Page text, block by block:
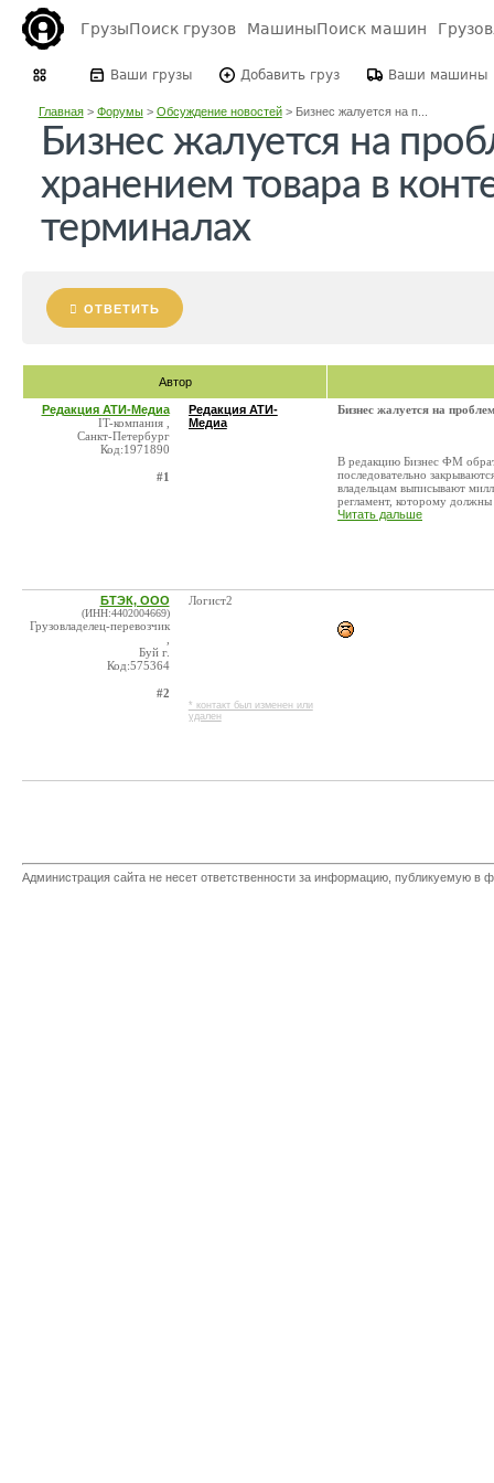
ГрузыПоиск грузов МашиныПоиск машин
Ваши грузы Добавить груз Ваши машины
Главная> Форумы> Обсуждение новостей> Бизнес жалуется на п...
Бизнес жалуется на
хранением товара в
терминалах
ОТВЕТИТЬ
Автор
Редакция АТИ-Медиа
IT-компания ,
Санкт-Петербург
Код:1971890
#1
Редакция АТИ-
Медиа
Бизнес жалуется на
В редакцию Бизнес ФМ
последовательно
владельцам выписывают
регламент, которому
Читать дальше
БТЭК, ООО
(ИНН:4402004669)
Грузовладелец-перевозчик
Буй г.
Код:575364
#2
Логист2
* контакт был изменен или
удален
Администрация сайта не несет ответственности за информацию, публикуемую